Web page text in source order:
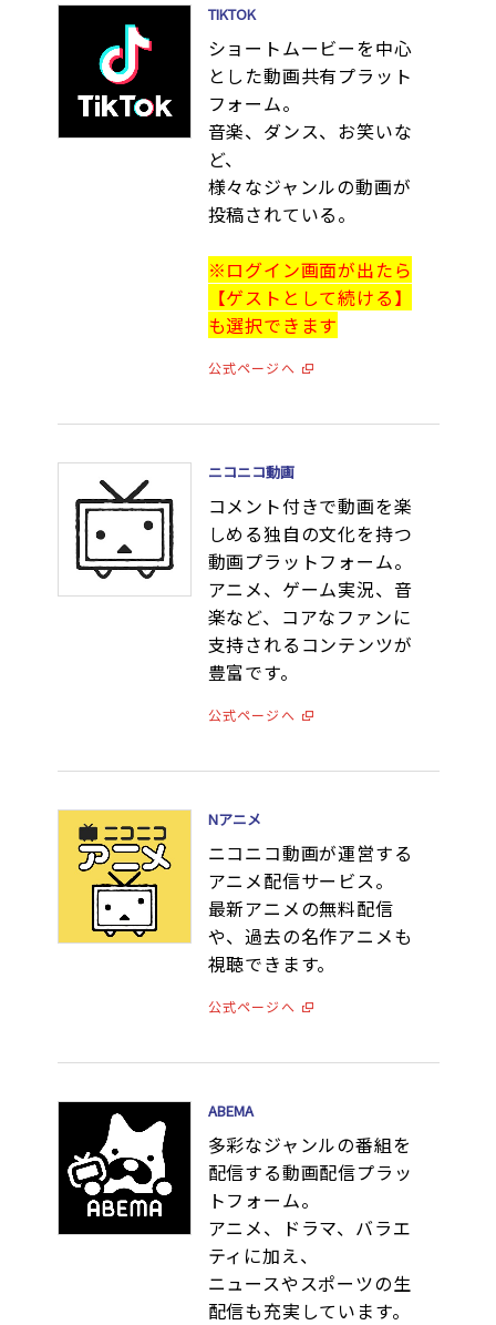
TIKTOK
ショートムービーを中心
とした動画共有プラット
フォーム。
音楽、ダンス、お笑いな
ど、
様々なジャンルの動画が
投稿されている。
※ログイン画面が出たら
【ゲストとして続ける】
も選択できます
公式ページへ
ニコニコ動画
コメント付きで動画を楽
しめる独自の文化を持つ
動画プラットフォーム。
アニメ、ゲーム実況、音
楽など、コアなファンに
支持されるコンテンツが
豊富です。
公式ページへ
Nアニメ
ニコニコ動画が運営する
アニメ配信サービス。
最新アニメの無料配信
や、過去の名作アニメも
視聴できます。
公式ページへ
ABEMA
多彩なジャンルの番組を
配信する動画配信プラッ
トフォーム。
アニメ、ドラマ、バラエ
ティに加え、
ニュースやスポーツの生
配信も充実しています。